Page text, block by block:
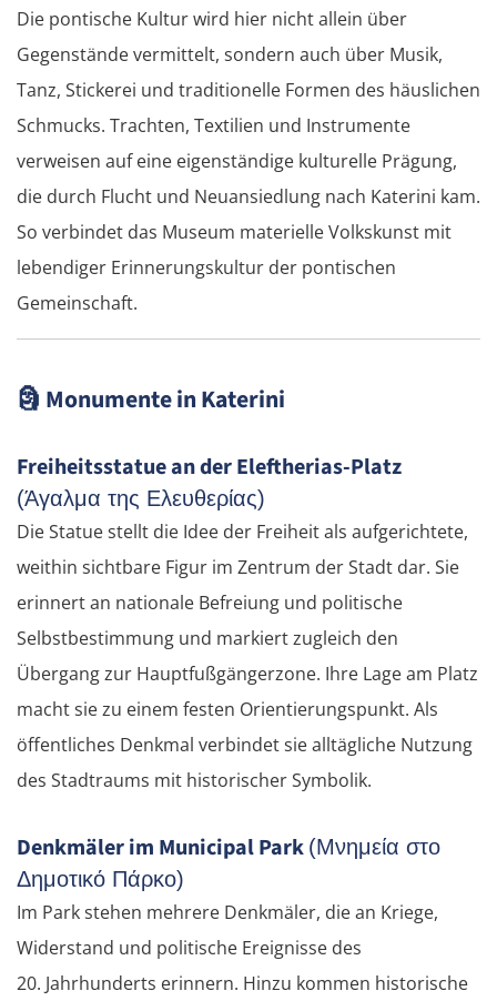
Die pontische Kultur wird hier nicht allein über
Gegenstände vermittelt, sondern auch über Musik,
Tanz, Stickerei und traditionelle Formen des häuslichen
Schmucks. Trachten, Textilien und Instrumente
verweisen auf eine eigenständige kulturelle Prägung,
die durch Flucht und Neuansiedlung nach Katerini kam.
So verbindet das Museum materielle Volkskunst mit
lebendiger Erinnerungskultur der pontischen
Gemeinschaft.
🗿 Monumente in Katerini
Freiheitsstatue an der Eleftherias-Platz
(Άγαλμα της Ελευθερίας)
Die Statue stellt die Idee der Freiheit als aufgerichtete,
weithin sichtbare Figur im Zentrum der Stadt dar. Sie
erinnert an nationale Befreiung und politische
Selbstbestimmung und markiert zugleich den
Übergang zur Hauptfußgängerzone. Ihre Lage am Platz
macht sie zu einem festen Orientierungspunkt. Als
öffentliches Denkmal verbindet sie alltägliche Nutzung
des Stadtraums mit historischer Symbolik.
Denkmäler im Municipal Park (Μνημεία στο
Δημοτικό Πάρκο)
Im Park stehen mehrere Denkmäler, die an Kriege,
Widerstand und politische Ereignisse des
20. Jahrhunderts erinnern. Hinzu kommen historische